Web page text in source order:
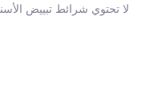
لا تحتوي شرائط تبييض